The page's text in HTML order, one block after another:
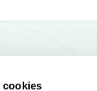
cookies